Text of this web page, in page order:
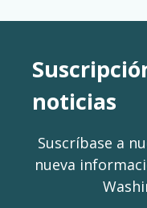
noticias
Suscríbase a
nueva